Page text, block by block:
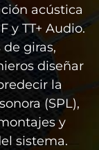
acústica
y TT+ Audio.
giras,
diseñar
la
(SPL),
y
sistema.